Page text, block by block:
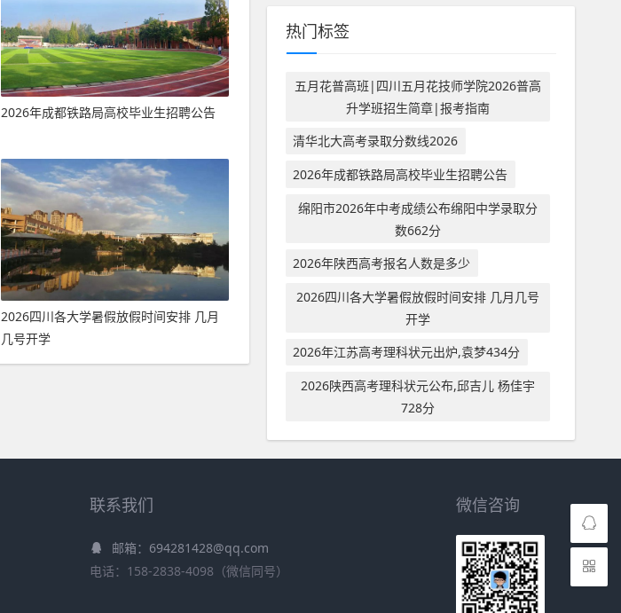
2026年成都铁路局高校毕业生招聘公告
2026四川各大学暑假放假时间安排 几月
几号开学
热门标签
五月花普高班|四川五月花技师学院2026普高
升学班招生简章|报考指南
清华北大高考录取分数线2026
2026年成都铁路局高校毕业生招聘公告
绵阳市2026年中考成绩公布绵阳中学录取分
数662分
2026年陕西高考报名人数是多少
2026四川各大学暑假放假时间安排 几月几号
开学
2026年江苏高考理科状元出炉,袁梦434分
2026陕西高考理科状元公布,邱吉儿 杨佳宇
728分
联系我们
邮箱：694281428@qq.com
电话：158-2838-4098（微信同号）
微信咨询